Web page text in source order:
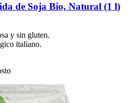
de Soja Bio, Natural (1 l)
y sin gluten.
italiano.